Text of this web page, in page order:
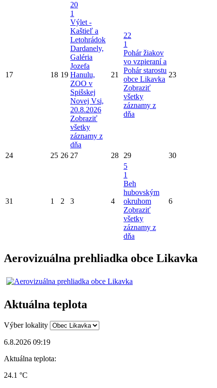
17 18 19
20
1
Výlet -
Kaštieľ a
Letohrádok
Dardanely,
Galéria
Jozefa
Hanulu,
ZOO v
Spišskej
Novej Vsi,
20.8.2026
Zobraziť
všetky
záznamy z
dňa
21
22
1
Pohár žiakov
vo vzpieraní a
Pohár starostu
obce Likavka
Zobraziť
všetky
záznamy z
dňa
23
24 25 26 27 28 29 30
31 1 2 3 4
5
1
Beh
hubovským
okruhom
Zobraziť
všetky
záznamy z
dňa
6
Aerovizuálna prehliadka obce Likavka
Aktuálna teplota
Výber lokality
6.8.2026 09:19
Aktuálna teplota:
24.1 °C